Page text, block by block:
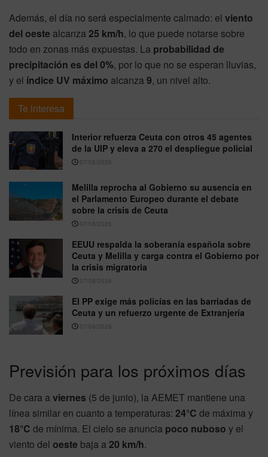
Además, el día no será especialmente calmado: el viento
del oeste alcanza25 km/h, lo que puede notarse sobre
todo en zonas más expuestas. La probabilidad de
precipitación es del 0%, por lo que no se esperan lluvias,
y el índice UV máximo alcanza9, un nivel alto.
Te interesa
Interior refuerza Ceuta con otros 45 agentes
de la UIP y eleva a 270 el despliegue policial
07/08/2026
Melilla reprocha al Gobierno su ausencia en
el Parlamento Europeo durante el debate
sobre la crisis de Ceuta
07/08/2026
EEUU respalda la soberanía española sobre
Ceuta y Melilla y carga contra el Gobierno por
la crisis migratoria
07/08/2026
El PP exige más policías en las barriadas de
Ceuta y un refuerzo urgente de Extranjería
07/08/2026
Previsión para los próximos días
De cara aviernes (5 de junio), la AEMET mantiene una
línea similar en cuanto a temperaturas: 24°C de máxima y
18°C de mínima. El cielo se anuncia poco nuboso y el
viento del oeste baja a20 km/h.